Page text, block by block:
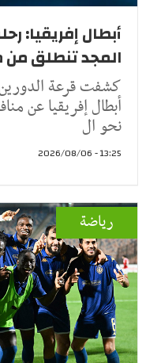
أبطال إفريقيا:
المجد تنطلق من
كشفت قرعة
أبطال إفريقيا عن
نحو ال
13:25 - 2026/08/06
رياضة